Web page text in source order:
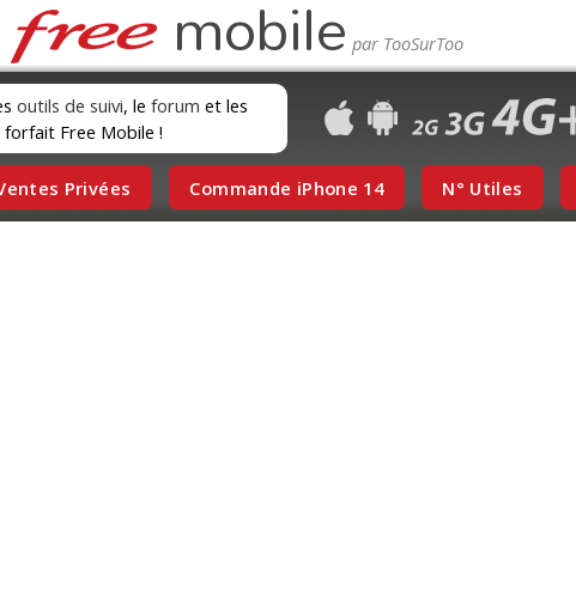
mobile
outils de suivi, le forum et les
Free Mobile !
Privées Commande iPhone 14 N° Utiles